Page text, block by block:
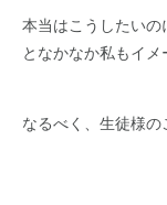
本当はこうしたい
となかなか私もイメ
なるべく、生徒様の